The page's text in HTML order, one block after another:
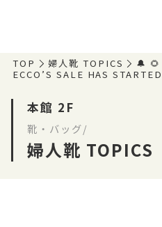
TOP 婦人靴 TOPICS
🔔
ECCO’S SALE HAS
本館 2F
靴・バッグ/
婦人靴 TOPICS